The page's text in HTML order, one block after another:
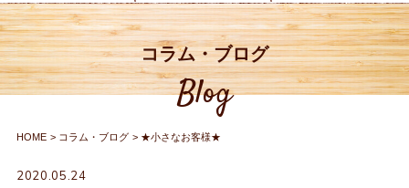
コラム・ブログ
Blog
HOME コラム・ブログ ★小さなお客様★
2020.05.24